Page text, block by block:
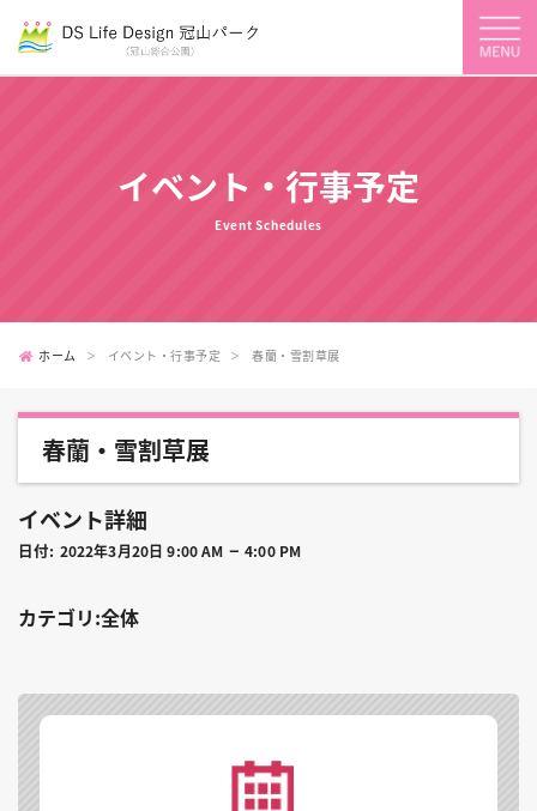
イベント・行事予定
Event Schedules
ホーム イベント・行事予定 春蘭・雪割草展
春蘭・雪割草展
イベント詳細
日付: 2022年3月20日 9:00 AM –4:00 PM
カテゴリ:全体